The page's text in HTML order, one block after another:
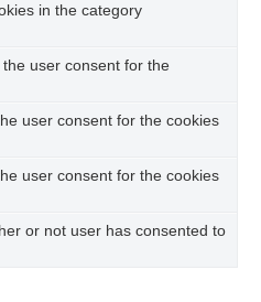
in the category
user consent for the
user consent for the cookies
user consent for the cookies
or not user has consented to